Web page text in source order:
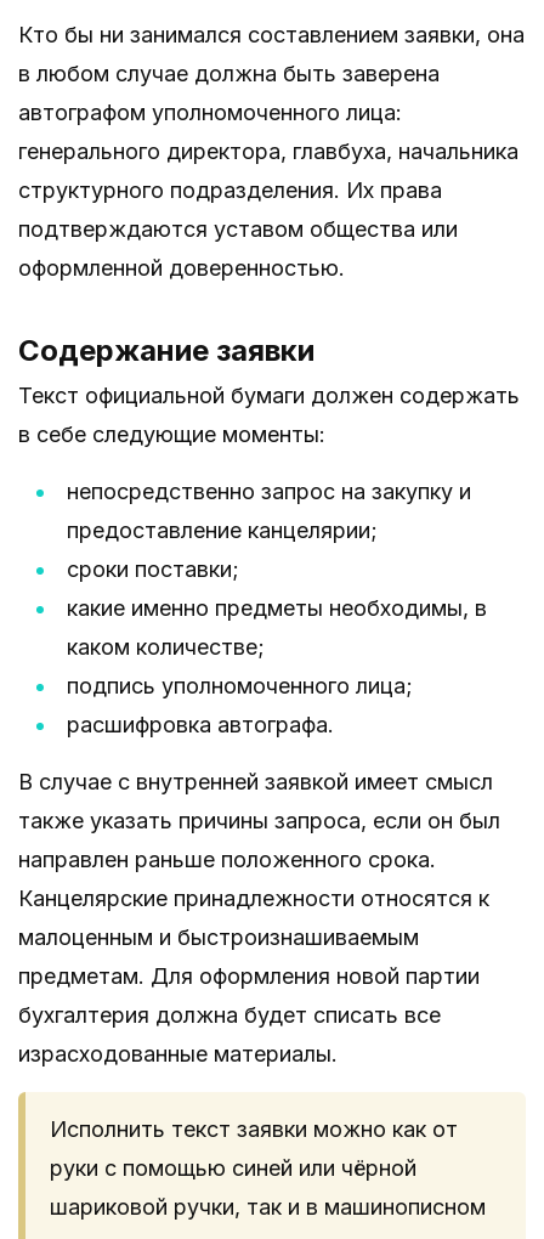
Кто бы ни занимался составлением заявки, она
в любом случае должна быть заверена
автографом уполномоченного лица:
генерального директора, главбуха, начальника
структурного подразделения. Их права
подтверждаются уставом общества или
оформленной доверенностью.
Содержание заявки
Текст официальной бумаги должен содержать
в себе следующие моменты:
непосредственно запрос на закупку и
предоставление канцелярии;
сроки поставки;
какие именно предметы необходимы, в
каком количестве;
подпись уполномоченного лица;
расшифровка автографа.
В случае с внутренней заявкой имеет смысл
также указать причины запроса, если он был
направлен раньше положенного срока.
Канцелярские принадлежности относятся к
малоценным и быстроизнашиваемым
предметам. Для оформления новой партии
бухгалтерия должна будет списать все
израсходованные материалы.
Исполнить текст заявки можно как от
руки с помощью синей или чёрной
шариковой ручки, так и в машинописном